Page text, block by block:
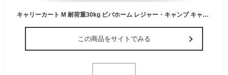
キャリーカート M 耐荷重30kg ビバホーム レジャー・キャンプ キャリーカート キャリーグッズ
この商品をサイトでみる